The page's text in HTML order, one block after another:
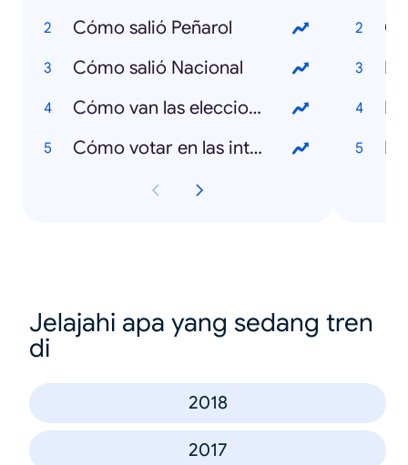
Cómo salió Peñarol
Cómo salió Nacional
Cómo van las elecciones en Uruguay
Cómo votar en las internas
Jelajahi apa yang sedang tren
di
2018
2017